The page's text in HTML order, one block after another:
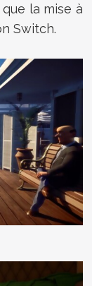
la mise à
Switch.